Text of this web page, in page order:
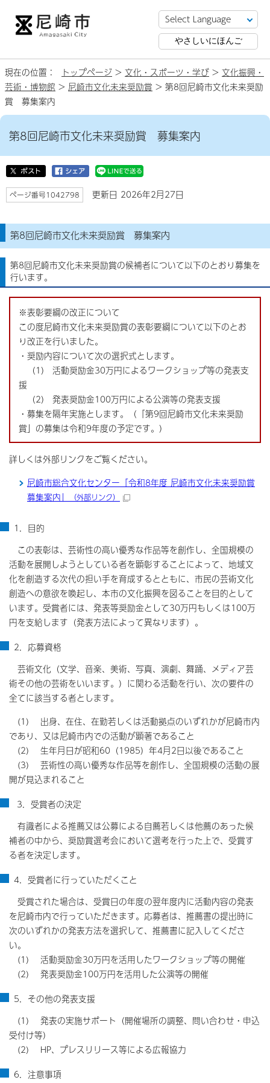
やさしいにほんご
現在の位置： トップページ > 文化・スポーツ・学び > 文化振興・
芸術・博物館 > 尼崎市文化未来奨励賞 > 第8回尼崎市文化未来奨励
賞 募集案内
第8回尼崎市文化未来奨励賞 募集案内
ページ番号1042798 更新日 2026年2月27日
第8回尼崎市文化未来奨励賞 募集案内
第8回尼崎市文化未来奨励賞の候補者について以下のとおり募集を
行います。
※表彰要綱の改正について
この度尼崎市文化未来奨励賞の表彰要綱について以下のとお
り改正を行いました。
・奨励内容について次の選択式とします。
（1） 活動奨励金30万円によるワークショップ等の発表支
援
（2） 発表奨励金100万円による公演等の発表支援
・募集を隔年実施とします。（「第9回尼崎市文化未来奨励
賞」の募集は令和9年度の予定です。）
詳しくは外部リンクをご覧ください。
尼崎市総合文化センター「令和8年度 尼崎市文化未来奨励賞
募集案内」
（外部リンク）
1．目的
この表彰は、芸術性の高い優秀な作品等を創作し、全国規模の
活動を展開しようとしている者を顕彰することによって、地域文
化を創造する次代の担い手を育成するとともに、市民の芸術文化
創造への意欲を喚起し、本市の文化振興を図ることを目的として
います。受賞者には、発表等奨励金として30万円もしくは100万
円を支給します（発表方法によって異なります）。
2．応募資格
芸術文化（文学、音楽、美術、写真、演劇、舞踊、メディア芸
術その他の芸術をいいます。）に関わる活動を行い、次の要件の
全てに該当する者とします。
(1) 出身、在住、在勤若しくは活動拠点のいずれかが尼崎市内
であり、又は尼崎市内での活動が顕著であること
(2) 生年月日が昭和60（1985）年4月2日以後であること
(3) 芸術性の高い優秀な作品等を創作し、全国規模の活動の展
開が見込まれること
3．受賞者の決定
有識者による推薦又は公募による自薦若しくは他薦のあった候
補者の中から、奨励賞選考会において選考を行った上で、受賞す
る者を決定します。
4．受賞者に行っていただくこと
受賞された場合は、受賞日の年度の翌年度内に活動内容の発表
を尼崎市内で行っていただきます。応募者は、推薦書の提出時に
次のいずれかの発表方法を選択して、推薦書に記入してくださ
い。
(1) 活動奨励金30万円を活用したワークショップ等の開催
(2) 発表奨励金100万円を活用した公演等の開催
5．その他の発表支援
(1) 発表の実施サポート（開催場所の調整、問い合わせ・申込
受付け等）
(2) HP、プレスリリース等による広報協力
6．注意事項